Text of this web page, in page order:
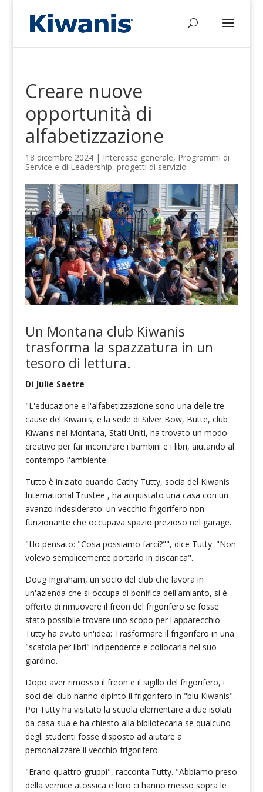
Creare nuove
opportunità di
alfabetizzazione
18 dicembre 2024| Interesse generale, Programmi di
Service e di Leadership, progetti di servizio
Un Montana club Kiwanis
trasforma la spazzatura in un
tesoro di lettura.
Di Julie Saetre
"L'educazione e l'alfabetizzazione sono una delle tre
cause del Kiwanis, e la sede di Silver Bow, Butte, club
Kiwanis nel Montana, Stati Uniti, ha trovato un modo
creativo per far incontrare i bambini e i libri, aiutando al
contempo l'ambiente.
Tutto è iniziato quando Cathy Tutty, socia del Kiwanis
International Trustee , ha acquistato una casa con un
avanzo indesiderato: un vecchio frigorifero non
funzionante che occupava spazio prezioso nel garage.
"Ho pensato: "Cosa possiamo farci?"", dice Tutty. "Non
volevo semplicemente portarlo in discarica".
Doug Ingraham, un socio del club che lavora in
un'azienda che si occupa di bonifica dell'amianto, si è
offerto di rimuovere il freon del frigorifero se fosse
stato possibile trovare uno scopo per l'apparecchio.
Tutty ha avuto un'idea: Trasformare il frigorifero in una
"scatola per libri" indipendente e collocarla nel suo
giardino.
Dopo aver rimosso il freon e il sigillo del frigorifero, i
soci del club hanno dipinto il frigorifero in "blu Kiwanis".
Poi Tutty ha visitato la scuola elementare a due isolati
da casa sua e ha chiesto alla bibliotecaria se qualcuno
degli studenti fosse disposto ad aiutare a
personalizzare il vecchio frigorifero.
"Erano quattro gruppi", racconta Tutty. "Abbiamo preso
della vernice atossica e loro ci hanno messo sopra le